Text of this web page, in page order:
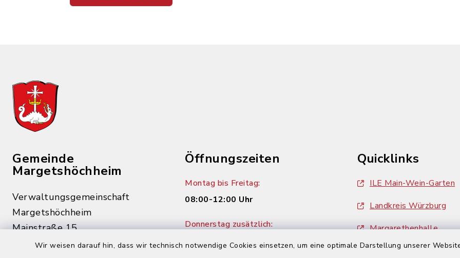
Wir weisen darauf hin, dass wir technisch notwendige Cookies einsetzen, um eine optimale Darstellung unserer
Gemeinde
Margetshöchheim
Verwaltungsgemeinschaft
Margetshöchheim
Mainstraße 15
97276 Margetshöchheim
Öffnungszeiten
Montag bis Freitag:
08:00-12:00 Uhr
Donnerstag zusätzlich:
14:00-18:00 Uhr
Quicklinks
ILE Main-Wein-Garten
Landkreis Würzburg
Margarethenhalle
ZweiUferLand